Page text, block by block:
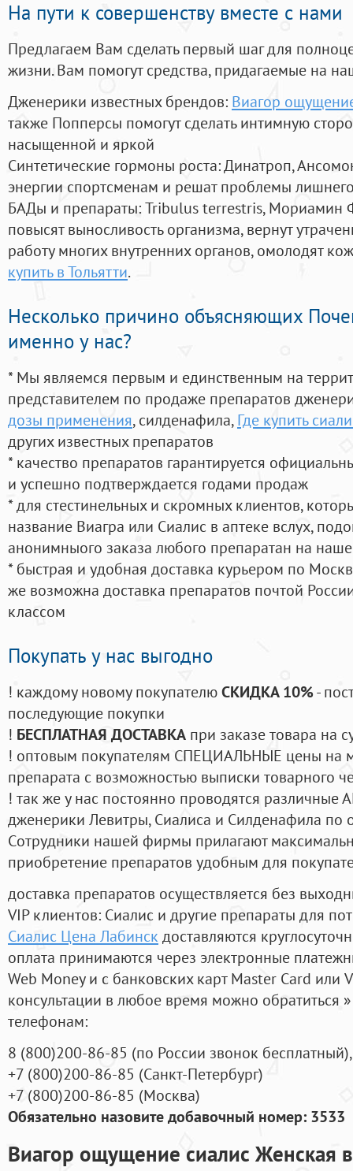
На пути к совершенству вместе с нами
Предлагаем Вам сделать первый шаг для
жизни. Вам помогут средства, придагаемые на
Дженерики известных брендов: Виагор
также Попперсы помогут сделать интимную
насыщенной и яркой
Синтетические гормоны роста: Динатроп,
энергии спортсменам и решат проблемы
БАДы и препараты:Tribulus terrestris, Мориамин
повысят выносливость организма, вернут
работу многих внутренних органов, омолодят
купить в Тольятти.
Несколько причино объясняющих
именно у нас?
* Мы являемся первым и единственным на
представителем по продаже препаратов
дозы применения, силденафила, Где купить
других известных препаратов
* качество препаратов гарантируется
и успешно подтверждается годами продаж
* для стестинельных и скромных клиентов,
название Виагра или Сиалис в аптеке вслух,
анонимныого заказа любого препаратан на
* быстрая и удобная доставка курьером по
же возможна доставка препаратов почтой
классом
Покупать у нас выгодно
! каждому новому покупателюСКИДКА 10%-
последующие покупки
! БЕСПЛАТНАЯ ДОСТАВКА при заказе товара на
! оптовым покупателям СПЕЦИАЛЬНЫЕ цены на
препарата с возможностью выписки товарного
! так же у нас постоянно проводятся
дженерики Левитры, Сиалиса и Силденафила по
Cотрудники нашей фирмы прилагают
приобретение препаратов удобным для
доставка препаратов осуществляется без
VIP клиентов: Сиалис и другие препараты для
Сиалис Цена Лабинск доставляются
оплата принимаются через электронные
Web Money и с банковских карт Master Card или
консультации в любое время можно обратиться
телефонам:
8 (800)200-86-85 (по России звонок бесплатный),
+7 (800)200-86-85 (Санкт-Петербург)
+7 (800)200-86-85 (Москва)
Обязательно назовите добавочный номер: 3533
Виагор ощущение сиалис Женская